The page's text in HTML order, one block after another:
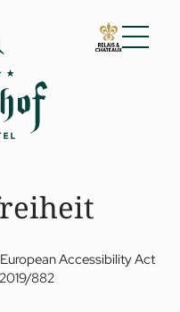
Accessibility Act
882